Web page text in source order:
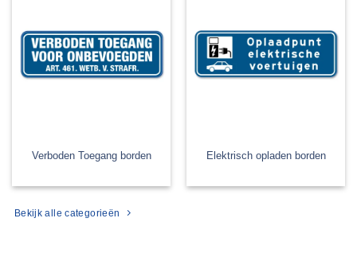
Verboden Toegang borden Elektrisch opladen borden
Bekijk alle categorieën